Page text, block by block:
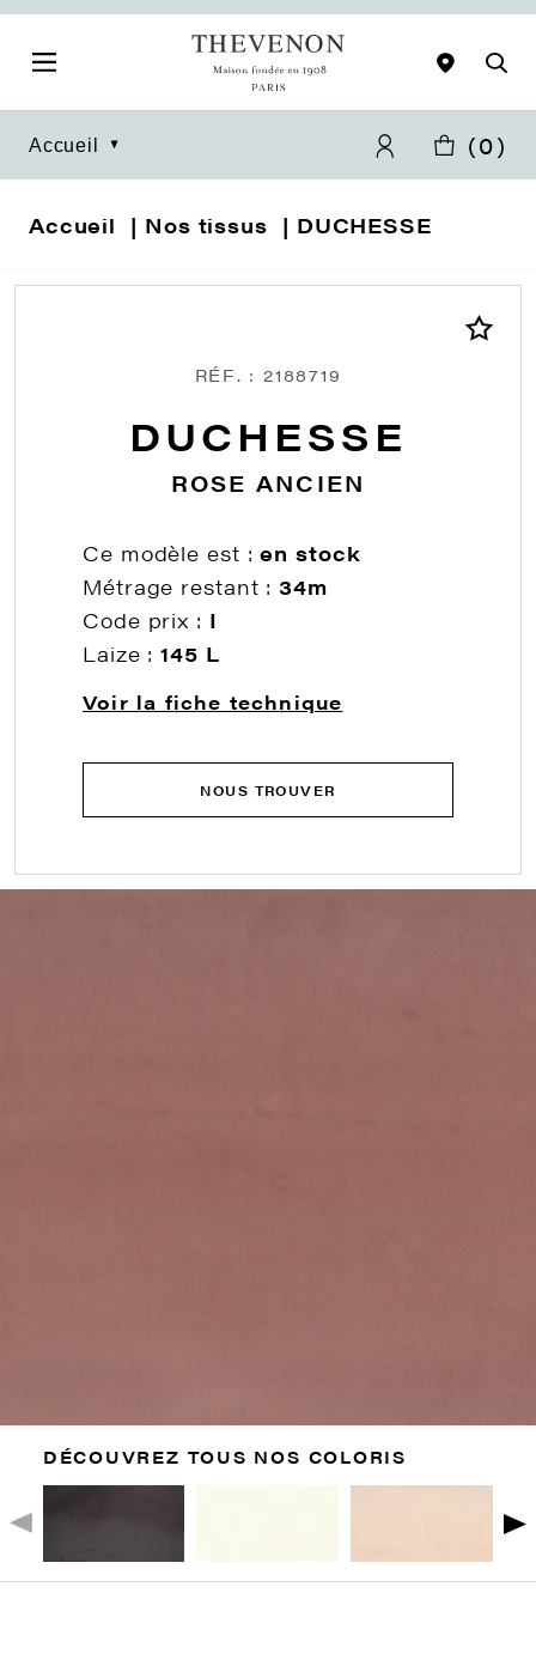
Accueil (0)
Accueil Nos tissus DUCHESSE
RÉF. : 2188719
DUCHESSE
ROSE ANCIEN
Ce modèle est :en stock
Métrage restant :34m
Code prix : I
Laize :145 L
Voir la fiche technique
NOUS TROUVER
DÉCOUVREZ TOUS NOS COLORIS